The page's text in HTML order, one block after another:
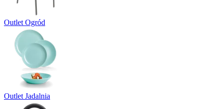
Outlet Ogród
Outlet Jadalnia